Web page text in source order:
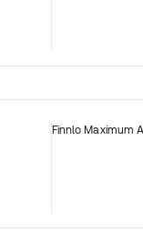
Finnlo Maximum